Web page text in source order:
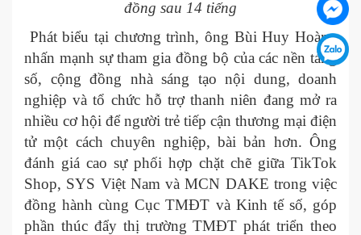
đồng sau 14 tiếng
Phát biểu tại chương trình, ông Bùi Huy Hoàng
nhấn mạnh sự tham gia đồng bộ của các nền tảng
số, cộng đồng nhà sáng tạo nội dung, doanh
nghiệp và tổ chức hỗ trợ thanh niên đang mở ra
nhiều cơ hội để người trẻ tiếp cận thương mại điện
tử một cách chuyên nghiệp, bài bản hơn. Ông
đánh giá cao sự phối hợp chặt chẽ giữa TikTok
Shop, SYS Việt Nam và MCN DAKE trong việc
đồng hành cùng Cục TMĐT và Kinh tế số, góp
phần thúc đẩy thị trường TMĐT phát triển theo